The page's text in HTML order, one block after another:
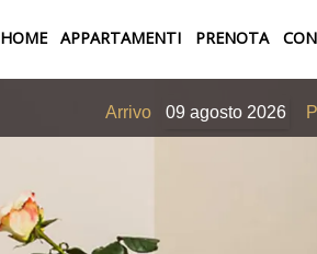
HOMEATTIVO
APPARTAMENTI PRENOTA
Arrivo 09 agosto 2026